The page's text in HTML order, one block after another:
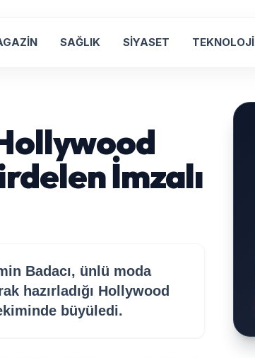
SAĞLIK SİYASET TEKNOLOJİ
İmzalı
Badacı, ünlü moda
hazırladığı Hollywood
büyüledi.